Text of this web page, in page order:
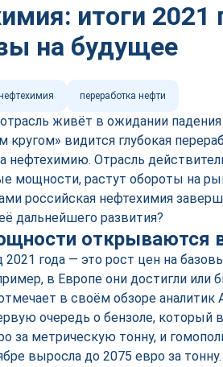
итоги 2021
на будущее
переработка нефти
живёт в ожидании
кругом» видится глубокая
нефтехимию. Отрасль
мощности, растут обороты на
российская нефтехимия
дальнейшего развития?
открываются
2021 года — это рост цен на
в Европе они достигли или
в своём обзоре
очередь о бензоле, который
за метрическую тонну, и
выросла до 2075 евро за тонну.